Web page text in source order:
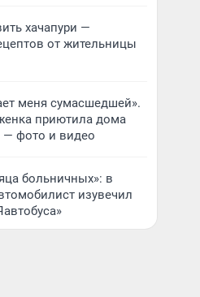
хачапури —
от жительницы
меня сумасшедшей».
приютила дома
фото и видео
больничных»: в
изувечил